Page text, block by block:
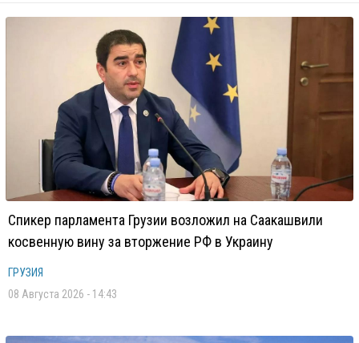
Спикер парламента Грузии возложил на Саакашвили
косвенную вину за вторжение РФ в Украину
ГРУЗИЯ
08 Августа 2026 - 14:43